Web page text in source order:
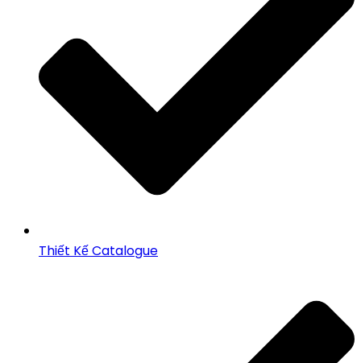
Thiết Kế Catalogue